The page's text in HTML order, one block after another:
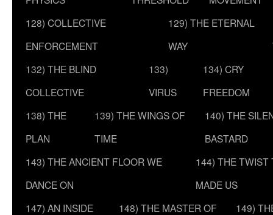
128) COLLECTIVE
ENFORCEMENT
129) THE ETERNAL
WAY
132) THE BLIND
COLLECTIVE
133)
VIRUS
134) CRY
FREEDOM
138) THE
PLAN
139) THE WINGS OF
TIME
140) THE
BASTARD
143) THE ANCIENT FLOOR WE
DANCE ON
144) THE TWIST
MADE US
147) AN INSIDE
148) THE MASTER OF
149)